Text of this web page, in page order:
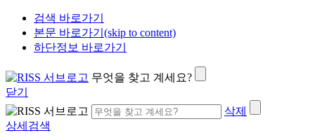
검색 바로가기
본문 바로가기(skip to content)
하단정보 바로가기
무엇을 찾고 계세요?
닫기
삭제
상세검색